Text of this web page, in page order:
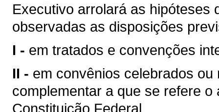
Executivo arrolará as hipóteses
observadas as disposições
I - em tratados e convenções
II - em convênios celebrados
complementar a que se refere
Constituição Federal.